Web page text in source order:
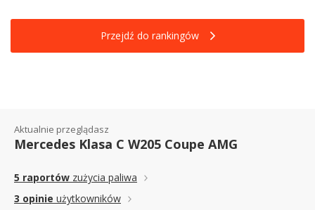
Przejdź do rankingów
Aktualnie przeglądasz
Mercedes Klasa C W205 Coupe AMG
5 raportów zużycia paliwa
3 opinie użytkowników